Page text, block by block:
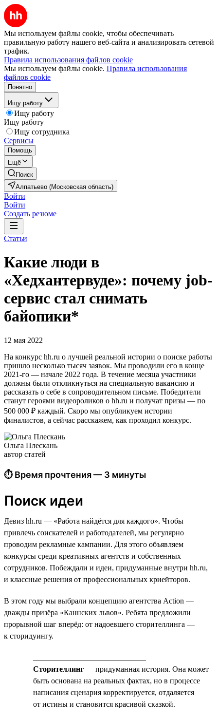
Мы используем файлы cookie, чтобы обеспечивать
правильную работу нашего веб-сайта и анализировать сетевой
трафик.
Правила использования файлов cookie
Мы используем файлы cookie. Правила использования
файлов cookie
Понятно
Ищу работу
Ищу работу
Ищу работу
Ищу сотрудника
Сервисы
Помощь
Ещё
Поиск
Алпатьево (Московская область)
Войти
Войти
Создать резюме
Статьи
Какие люди в
«Хедхантервуде»: почему job-
сервис стал снимать
байопики*
12 мая 2022
На конкурс hh.ru о лучшей реальной истории о поиске работы
пришло несколько тысяч заявок. Мы проводили его в конце
2021-го — начале 2022 года. В течение месяца участники
должны были откликнуться на специальную вакансию и
рассказать о себе в сопроводительном письме. Победители
станут героями видеороликов о hh.ru и получат призы — по
500 000 ₽ каждый. Скоро мы опубликуем истории
финалистов, а сейчас расскажем, как проходил конкурс.
Ольга Плескань
автор статей
⏱ Время прочтения — 3 минуты
Поиск идеи
Девиз hh.ru — «Работа найдётся для каждого». Чтобы
привлечь соискателей и работодателей, мы регулярно
проводим рекламные кампании. Для этого объявляем
конкурсы среди креативных агентств и собственных
сотрудников. Побеждали и идеи, придуманные внутри hh.ru,
и классные решения от профессиональных криейторов.
В этом году мы выбрали концепцию агентства Action —
дважды призёра «Каннских львов». Ребята предложили
прорывной шаг вперёд: от надоевшего сторителлинга —
к сторидуингу.
Сторителлинг — придуманная история. Она может
быть основана на реальных фактах, но в процессе
написания сценария корректируется, отдаляется
от истины и становится красивой сказкой.